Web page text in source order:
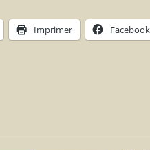
Imprimer Facebook